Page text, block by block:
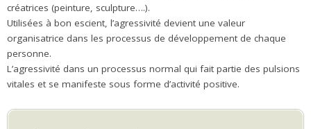
créatrices (peinture, sculpture….).
Utilisées à bon escient, l’agressivité devient une valeur
organisatrice dans les processus de développement de chaque
personne.
L’agressivité dans un processus normal qui fait partie des pulsions
vitales et se manifeste sous forme d’activité positive.